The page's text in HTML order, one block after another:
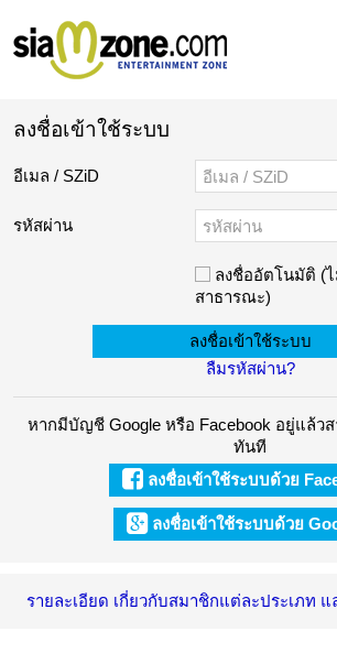
ลงชื่อเข้าใช้ระบบ
อีเมล / SZiD
รหัสผ่าน
ลงชื่ออัตโนมัติ (ไ
สาธารณะ)
ลืมรหัสผ่าน?
หากมีบัญชี Google หรือ Facebook อยู่แล้วส
ทันที
ลงชื่อเข้าใช้ระบบด้วย
ลงชื่อเข้าใช้ระบบด้วย
รายละเอียด เกี่ยวกับสมาชิกแต่ละประเภท